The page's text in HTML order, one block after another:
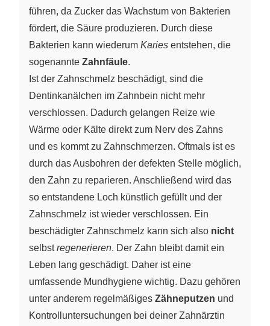
führen, da Zucker das Wachstum von Bakterien
fördert, die Säure produzieren. Durch diese
Bakterien kann wiederum Karies entstehen, die
sogenannte Zahnfäule.
Ist der Zahnschmelz beschädigt, sind die
Dentinkanälchen im Zahnbein nicht mehr
verschlossen. Dadurch gelangen Reize wie
Wärme oder Kälte direkt zum Nerv des Zahns
und es kommt zu Zahnschmerzen. Oftmals ist es
durch das Ausbohren der defekten Stelle möglich,
den Zahn zu reparieren. Anschließend wird das
so entstandene Loch künstlich gefüllt und der
Zahnschmelz ist wieder verschlossen. Ein
beschädigter Zahnschmelz kann sich also nicht
selbstregenerieren. Der Zahn bleibt damit ein
Leben lang geschädigt. Daher ist eine
umfassende Mundhygiene wichtig. Dazu gehören
unter anderem regelmäßiges Zähneputzen und
Kontrolluntersuchungen bei deiner Zahnärztin